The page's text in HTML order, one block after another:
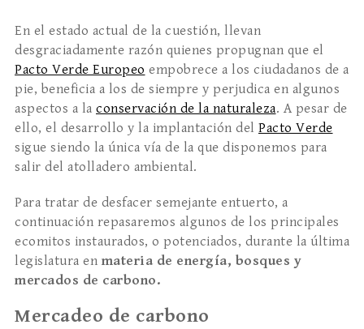
En el estado actual de la cuestión, llevan
desgraciadamente razón quienes propugnan que el
Pacto Verde Europeo empobrece a los ciudadanos de a
pie, beneficia a los de siempre y perjudica en algunos
aspectos a la conservación de la naturaleza. A pesar de
ello, el desarrollo y la implantación del Pacto Verde
sigue siendo la única vía de la que disponemos para
salir del atolladero ambiental.
Para tratar de desfacer semejante entuerto, a
continuación repasaremos algunos de los principales
ecomitos instaurados, o potenciados, durante la última
legislatura en materia de energía, bosques y
mercados de carbono.
Mercadeo de carbono